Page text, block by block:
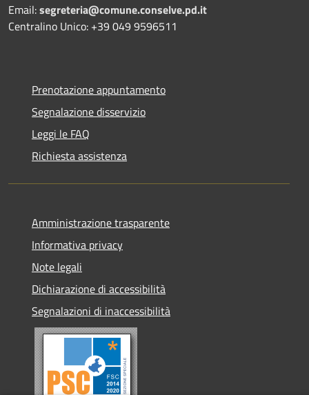
Email:segreteria@comune.conselve.pd.it
Centralino Unico: +39 049 9596511
Prenotazione appuntamento
Segnalazione disservizio
Leggi le FAQ
Richiesta assistenza
Amministrazione trasparente
Informativa privacy
Note legali
Dichiarazione di accessibilità
Segnalazioni di inaccessibilità